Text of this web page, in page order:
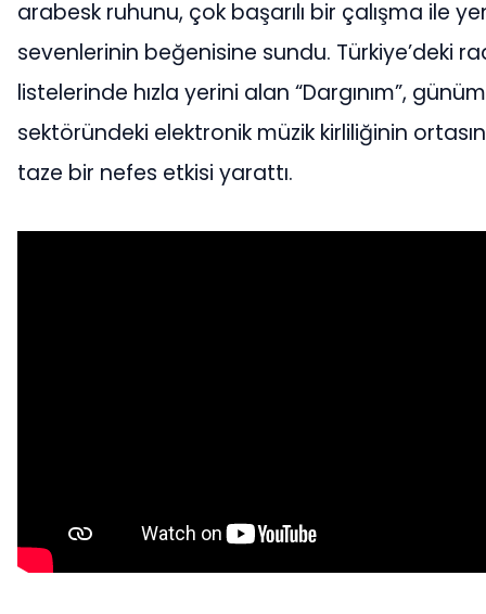
arabesk ruhunu, çok başarılı bir çalışma ile
sevenlerinin beğenisine sundu. Türkiye’deki
listelerinde hızla yerini alan “Dargınım”,
sektöründeki elektronik müzik kirliliğinin
taze bir nefes etkisi yarattı.